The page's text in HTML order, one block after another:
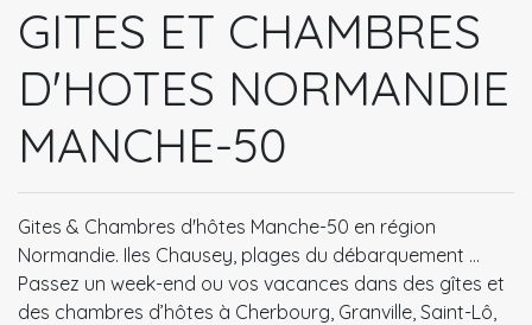
GITES ET CHAMBRES
D'HOTES NORMANDIE
MANCHE-50
Gites & Chambres d'hôtes Manche-50 en région
Normandie. Iles Chausey, plages du débarquement ...
Passez un week-end ou vos vacances dans des gîtes et
des chambres d’hôtes à Cherbourg, Granville, Saint-Lô,